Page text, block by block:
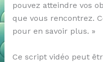
pouvez atteindre vos
que vous rencontrez.
pour en savoir plus. »
Ce script vidéo peut